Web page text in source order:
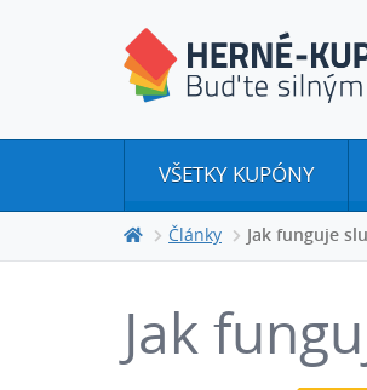
VŠETKY KUPÓNY
Články Jak funguje
Jak